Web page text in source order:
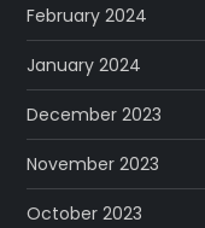
February 2024
January 2024
December 2023
November 2023
October 2023